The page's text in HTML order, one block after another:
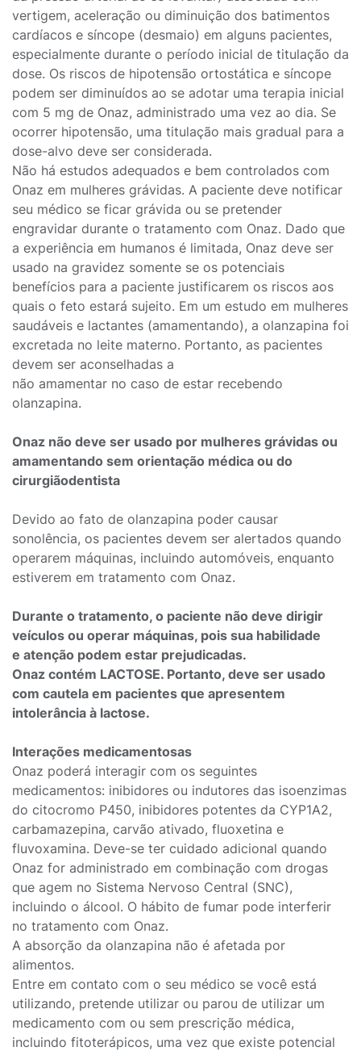
vertigem, aceleração ou diminuição dos batimentos
cardíacos e síncope (desmaio) em alguns pacientes,
especialmente durante o período inicial de titulação da
dose. Os riscos de hipotensão ortostática e síncope
podem ser diminuídos ao se adotar uma terapia inicial
com 5 mg de Onaz, administrado uma vez ao dia. Se
ocorrer hipotensão, uma titulação mais gradual para a
dose-alvo deve ser considerada.
Não há estudos adequados e bem controlados com
Onaz em mulheres grávidas. A paciente deve notificar
seu médico se ficar grávida ou se pretender
engravidar durante o tratamento com Onaz. Dado que
a experiência em humanos é limitada, Onaz deve ser
usado na gravidez somente se os potenciais
benefícios para a paciente justificarem os riscos aos
quais o feto estará sujeito. Em um estudo em mulheres
saudáveis e lactantes (amamentando), a olanzapina foi
excretada no leite materno. Portanto, as pacientes
devem ser aconselhadas a
não amamentar no caso de estar recebendo
olanzapina.
Onaz não deve ser usado por mulheres grávidas ou
amamentando sem orientação médica ou do
cirurgiãodentista
Devido ao fato de olanzapina poder causar
sonolência, os pacientes devem ser alertados quando
operarem máquinas, incluindo automóveis, enquanto
estiverem em tratamento com Onaz.
Durante o tratamento, o paciente não deve dirigir
veículos ou operar máquinas, pois sua habilidade
e atenção podem estar prejudicadas.
Onaz contém LACTOSE. Portanto, deve ser usado
com cautela em pacientes que apresentem
intolerância à lactose.
Interações medicamentosas
Onaz poderá interagir com os seguintes
medicamentos: inibidores ou indutores das isoenzimas
do citocromo P450, inibidores potentes da CYP1A2,
carbamazepina, carvão ativado, fluoxetina e
fluvoxamina. Deve-se ter cuidado adicional quando
Onaz for administrado em combinação com drogas
que agem no Sistema Nervoso Central (SNC),
incluindo o álcool. O hábito de fumar pode interferir
no tratamento com Onaz.
A absorção da olanzapina não é afetada por
alimentos.
Entre em contato com o seu médico se você está
utilizando, pretende utilizar ou parou de utilizar um
medicamento com ou sem prescrição médica,
incluindo fitoterápicos, uma vez que existe potencial